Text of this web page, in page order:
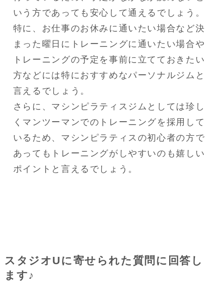
いう方であっても安心して通えるでしょう。
特に、お仕事のお休みに通いたい場合など決
まった曜日にトレーニングに通いたい場合や
トレーニングの予定を事前に立てておきたい
方などには特におすすめなパーソナルジムと
言えるでしょう。
さらに、マシンピラティスジムとしては珍し
くマンツーマンでのトレーニングを採用して
いるため、マシンピラティスの初心者の方で
あってもトレーニングがしやすいのも嬉しい
ポイントと言えるでしょう。
スタジオUに寄せられた質問に回答し
ます♪